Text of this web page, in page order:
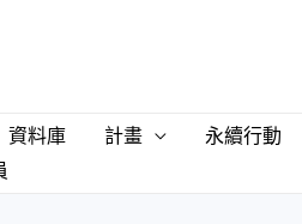
資料庫 計畫 永續行動